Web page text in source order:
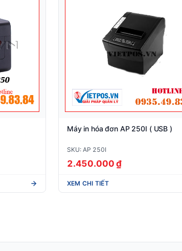
Máy in hóa đơn AP 250I ( USB )
SKU: AP 250I
2.450.000 ₫
XEM CHI TIẾT